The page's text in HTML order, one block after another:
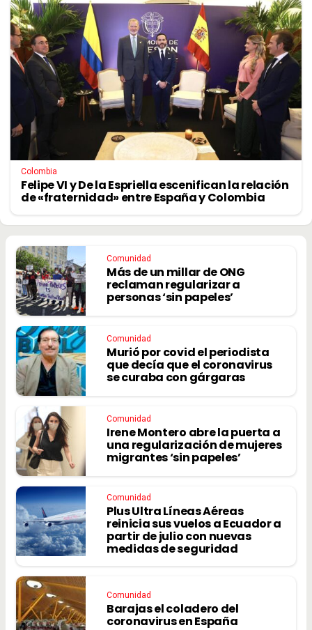
Colombia
Felipe VI y De la Espriella escenifican la relación
de «fraternidad» entre España y Colombia
Comunidad
Más de un millar de ONG
reclaman regularizar a
personas ‘sin papeles’
Comunidad
Murió por covid el periodista
que decía que el coronavirus
se curaba con gárgaras
Comunidad
Irene Montero abre la puerta a
una regularización de mujeres
migrantes ‘sin papeles’
Comunidad
Plus Ultra Líneas Aéreas
reinicia sus vuelos a Ecuador a
partir de julio con nuevas
medidas de seguridad
Comunidad
Barajas el coladero del
coronavirus en España